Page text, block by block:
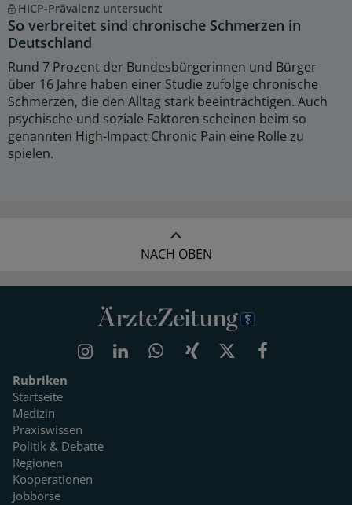
HICP-Prävalenz untersucht
So verbreitet sind chronische Schmerzen in
Deutschland
Rund 7 Prozent der Bundesbürgerinnen und Bürger
über 16 Jahre haben einer Studie zufolge chronische
Schmerzen, die den Alltag stark beeinträchtigen. Auch
psychische und soziale Faktoren scheinen beim so
genannten High-Impact Chronic Pain eine Rolle zu
spielen.
NACH OBEN
Rubriken
Startseite
Medizin
Praxiswissen
Politik & Debatte
Regionen
Kooperationen
Jobbörse